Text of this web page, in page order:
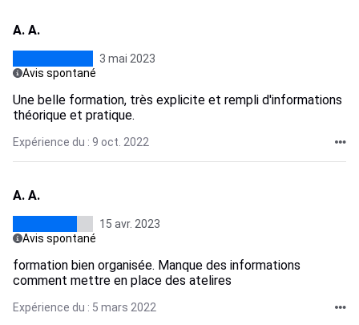
A. A.
3 mai 2023
Avis spontané
Une belle formation, très explicite et rempli d'informations
théorique et pratique.
Expérience du : 9 oct. 2022
A. A.
15 avr. 2023
Avis spontané
formation bien organisée. Manque des informations
comment mettre en place des atelires
Expérience du : 5 mars 2022